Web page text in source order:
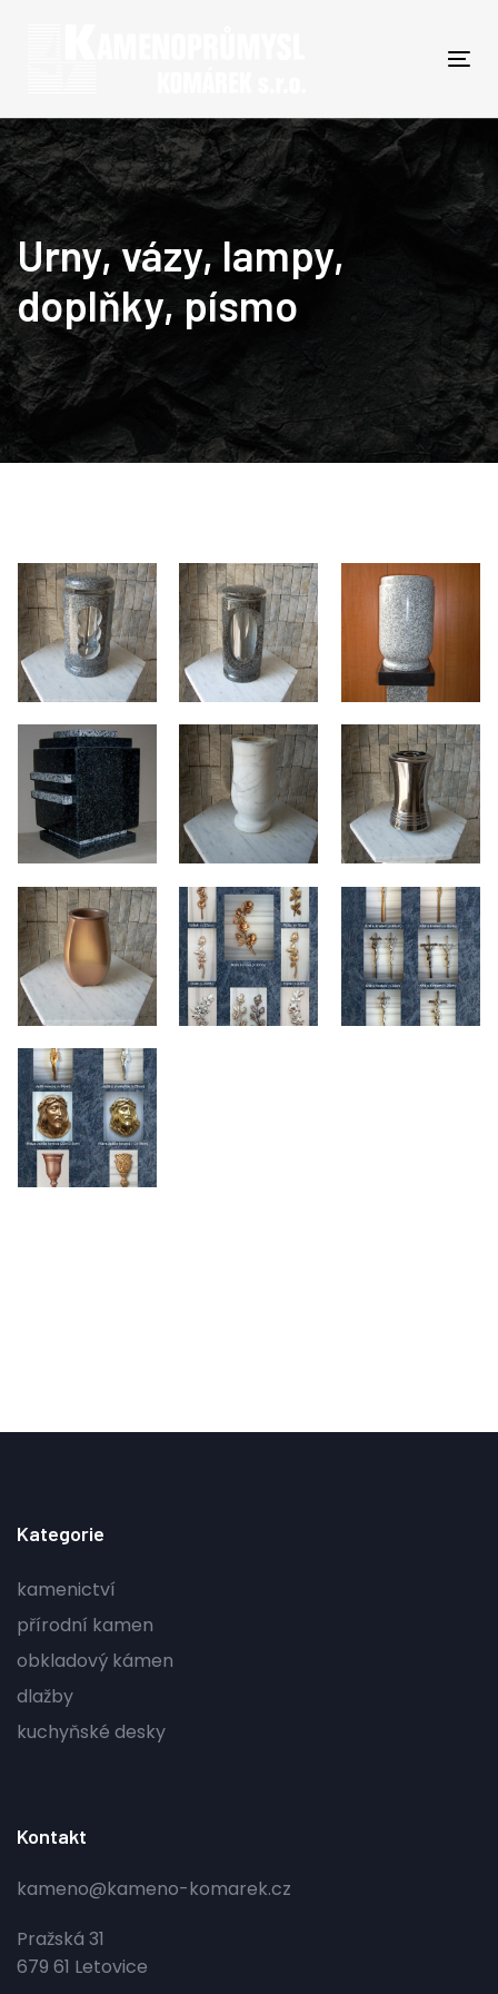
Skip
to
content
Urny, vázy, lampy,
doplňky, písmo
Kategorie
kamenictví
přírodní kamen
obkladový kámen
dlažby
kuchyňské desky
Kontakt
kameno@kameno-komarek.cz
Pražská 31
679 61 Letovice